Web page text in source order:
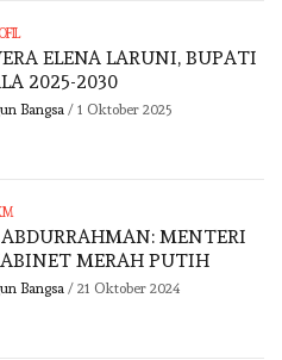
ELENA LARUNI, BUPATI
2025-2030
Bangsa/ 1 Oktober 2025
MENTERI
MERAH PUTIH
Bangsa/ 21 Oktober 2024